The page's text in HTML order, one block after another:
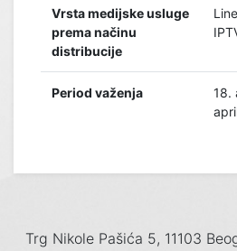
Vrsta medijske usluge
prema načinu
distribucije
Period važenja
18.
Trg Nikole Pašića 5, 11103